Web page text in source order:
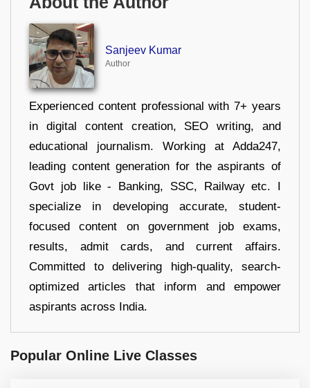
Sanjeev Kumar
Author
Experienced content professional with 7+ years
in digital content creation, SEO writing, and
educational journalism. Working at Adda247,
leading content generation for the aspirants of
Govt job like - Banking, SSC, Railway etc. I
specialize in developing accurate, student-
focused content on government job exams,
results, admit cards, and current affairs.
Committed to delivering high-quality, search-
optimized articles that inform and empower
aspirants across India.
Popular Online Live Classes